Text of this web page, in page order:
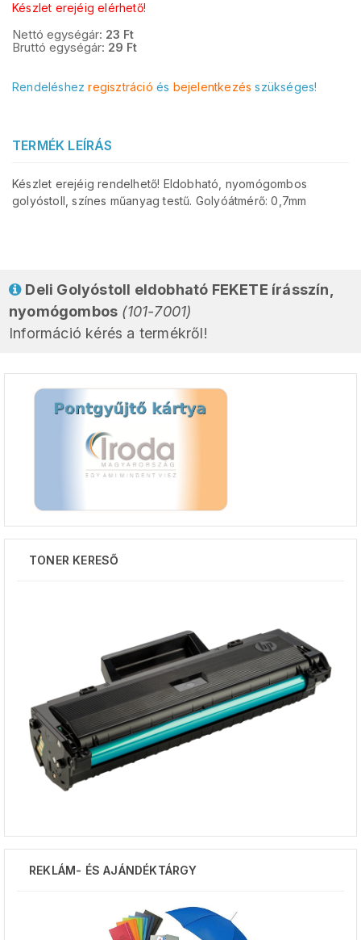
Készlet erejéig elérhető!
Nettó egységár: 23 Ft
Bruttó egységár: 29 Ft
Rendeléshezregisztráció és bejelentkezés szükséges!
TERMÉK LEÍRÁS
Készlet erejéig rendelhető! Eldobható, nyomógombos
golyóstoll, színes műanyag testű. Golyóátmérő: 0,7mm
Deli Golyóstoll eldobható FEKETE írásszín,
nyomógombos (101-7001)
Információ kérés a termékről!
TONER KERESŐ
REKLÁM- ÉS AJÁNDÉKTÁRGY